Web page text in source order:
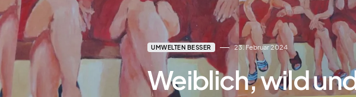
UMWELTEN BESSER 23. Februar 2024
Weiblich, wild